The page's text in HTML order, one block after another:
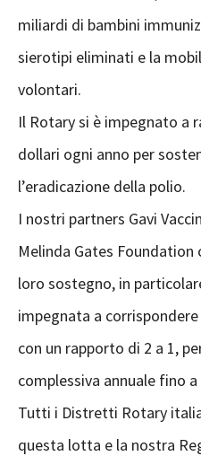
miliardi di bambini
sierotipi eliminati e la
volontari.
Il Rotary si è impegnato a
dollari ogni anno per
l’eradicazione della polio.
I nostri partners Gavi
Melinda Gates
loro sostegno, in
impegnata a
con un rapporto di 2 a 1,
complessiva annuale fino
Tutti i Distretti Rotary
questa lotta e la nostra